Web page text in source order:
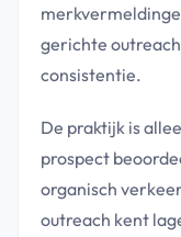
gerichte
consistentie.
De praktijk is
prospect
organisch
outreach kent